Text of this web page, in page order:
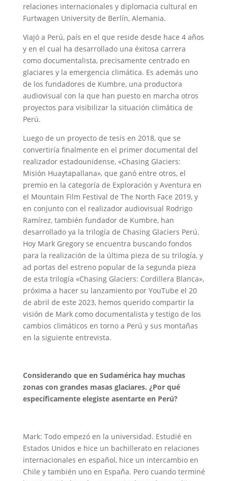
relaciones internacionales y diplomacia cultural en
Furtwagen University de Berlín, Alemania.
Viajó a Perú, país en el que reside desde hace 4 años
y en el cual ha desarrollado una éxitosa carrera
como documentalista, precisamente centrado en
glaciares y la emergencia climática. Es además uno
de los fundadores de Kumbre, una productora
audiovisual con la que han puesto en marcha otros
proyectos para visibilizar la situación climática de
Perú.
Luego de un proyecto de tesis en 2018, que se
convertiría finalmente en el primer documental del
realizador estadounidense, «Chasing Glaciers:
Misión Huaytapallana», que ganó entre otros, el
premio en la categoría de Exploración y Aventura en
el Mountain Film Festival de The North Face 2019, y
en conjunto con el realizador audiovisual Rodrigo
Ramírez, también fundador de Kumbre, han
desarrollado ya la trilogía de Chasing Glaciers Perú.
Hoy Mark Gregory se encuentra buscando fondos
para la realización de la última pieza de su trilogía, y
ad portas del estreno popular de la segunda pieza
de esta trilogía «Chasing Glaciers: Cordillera Blanca»,
próxima a hacer su lanzamiento por YouTube el 20
de abril de este 2023, hemos querido compartir la
visión de Mark como documentalista y testigo de los
cambios climáticos en torno a Perú y sus montañas
en la siguiente entrevista.
Considerando que en Sudamérica hay muchas
zonas con grandes masas glaciares. ¿Por qué
específicamente elegiste asentarte en Perú?
Mark: Todo empezó en la universidad. Estudié en
Estados Unidos e hice un bachillerato en relaciones
internacionales en español, hice un intercambio en
Chile y también uno en España. Pero cuando terminé